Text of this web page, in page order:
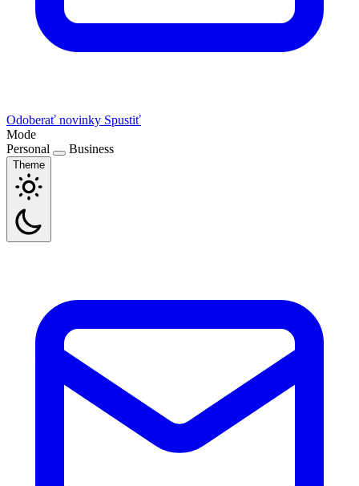
Odoberať novinky Spustiť
Mode
Personal
Business
Theme